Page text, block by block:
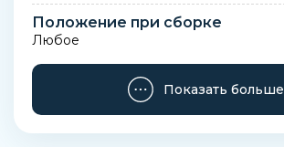
Положение при сборке
Любое
Условный проход
Рабочая температура
Показать больше